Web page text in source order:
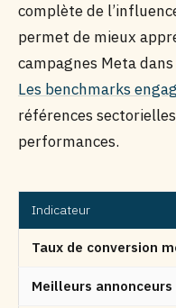
complète de
permet de mieux
campagnes Meta
Les benchmarks
références
performances.
Indicateur
Taux de conversion
Meilleurs